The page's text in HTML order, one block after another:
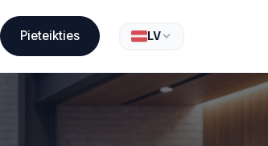
Pieteikties LV